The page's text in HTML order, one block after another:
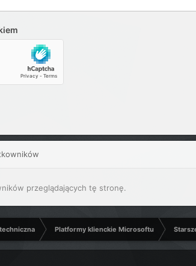
przeglądających tę stronę.
Platformy klienckie Microsoftu